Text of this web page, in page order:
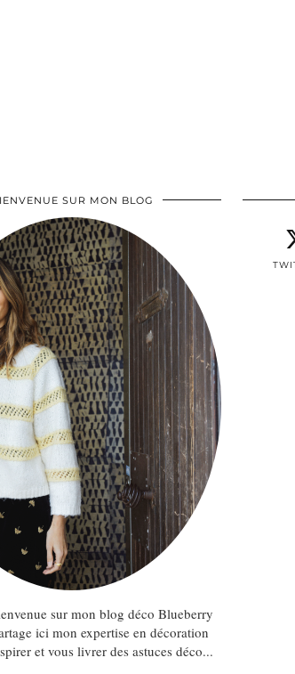
SUR MON BLOG
sur mon blog déco Blueberry
ici mon expertise en décoration
et vous livrer des astuces déco...